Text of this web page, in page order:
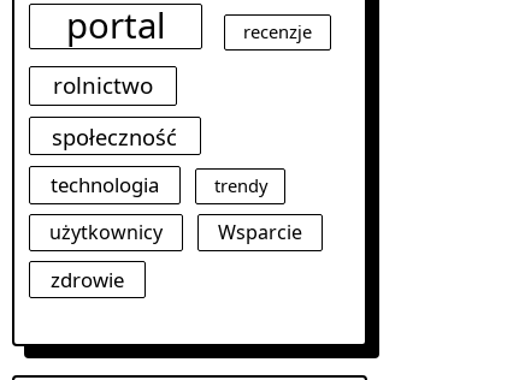
portal recenzje
rolnictwo
społeczność
technologia trendy
użytkownicy Wsparcie
zdrowie